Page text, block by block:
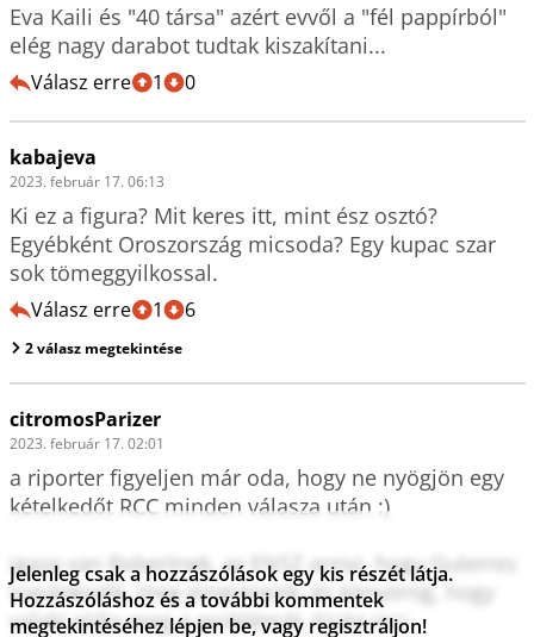
Eva Kaili és "40 társa" azért evvől a "fél pappírból"
elég nagy darabot tudtak kiszakítani...
Válasz erre 1 0
kabajeva
2023. február 17. 06:13
Ki ez a figura? Mit keres itt, mint ész osztó?
Egyébként Oroszország micsoda? Egy kupac szar
sok tömeggyilkossal.
Válasz erre 1 6
2 válasz megtekintése
citromosParizer
2023. február 17. 02:01
a riporter figyeljen már oda, hogy ne nyögjön egy
kételkedőt RCC minden válasza után :)
igaza van Robertnek, az ENSZ annyi, hogy Guterres
sopánkodik, meg pingvinezik, és könyörög, hogy
valaki oldja meg a problémát. tiszta vicc
Jelenleg csak a hozzászólások egy kis részét látja.
Hozzászóláshoz és a további kommentek
megtekintéséhez lépjen be, vagy regisztráljon!